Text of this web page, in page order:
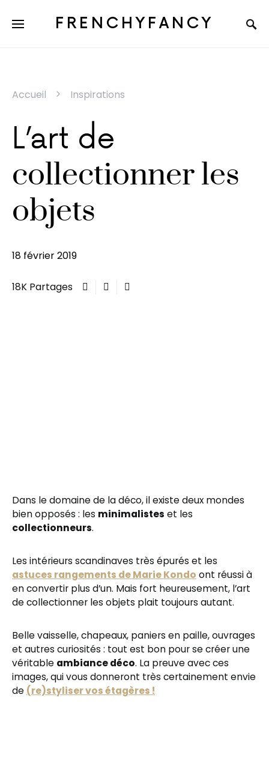
FRENCHYFANCY
Accueil Inspirations
L’art de
collectionner les
objets
18 février 2019
18K Partages
Dans le domaine de la déco, il existe deux mondes
bien opposés : les minimalistes et les
collectionneurs.
Les intérieurs scandinaves très épurés et les
astuces rangements de Marie Kondo ont réussi à
en convertir plus d’un. Mais fort heureusement, l’art
de collectionner les objets plait toujours autant.
Belle vaisselle, chapeaux, paniers en paille, ouvrages
et autres curiosités : tout est bon pour se créer une
véritable ambiance déco. La preuve avec ces
images, qui vous donneront très certainement envie
de (re)styliser vos étagères !